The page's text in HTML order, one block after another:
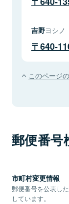
吉野ヨシノ
640-
このページ
郵便番号
市町村変更情報
郵便番号を公表し
しています。